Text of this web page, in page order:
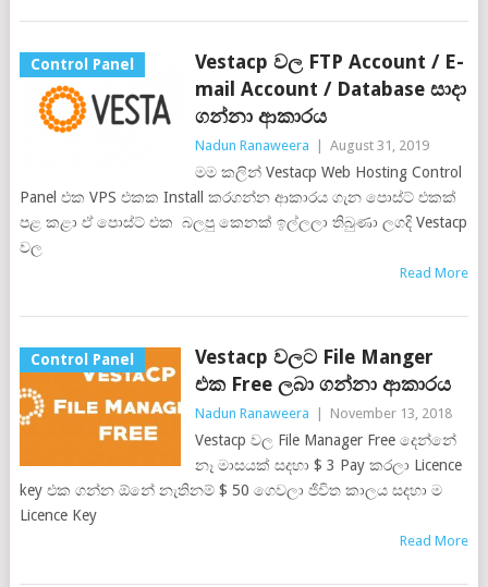
Control Panel
Vestacp වල FTP Account / E-
mail Account / Database සාදා
ගන්නා ආකාරය
Nadun Ranaweera August 31, 2019
මම කලින් Vestacp Web Hosting Control
Panel එක VPS එකක Install කරගන්න ආකාරය ගැන පොස්ට් එකක්
පළ කළා ඒ පොස්ට් එක බලපු කෙනක් ඉල්ලලා තිබුණා ලගදි Vestacp
වල
Read More
Control Panel
Vestacp වලට File Manger
එක Free ලබා ගන්නා ආකාරය
Nadun Ranaweera November 13, 2018
Vestacp වල File Manager Free දෙන්නේ
නෑ මාසයක් සදහා $ 3 Pay කරලා Licence
key එක ගන්න ඕනේ නැතිනම් $ 50 ගෙවලා ජිවිත කාලය සදහා ම
Licence Key
Read More